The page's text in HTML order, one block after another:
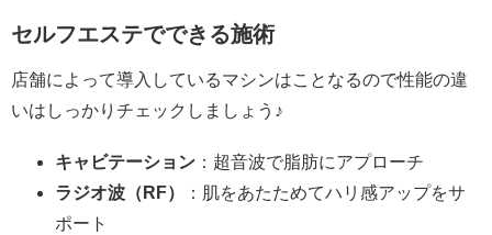
セルフエステでできる施術
店舗によって導入しているマシンはことなるので性能の違
いはしっかりチェックしましょう♪
キャビテーション ：超音波で脂肪にアプローチ
ラジオ波（RF）
：肌をあたためてハリ感アップをサ
ポート